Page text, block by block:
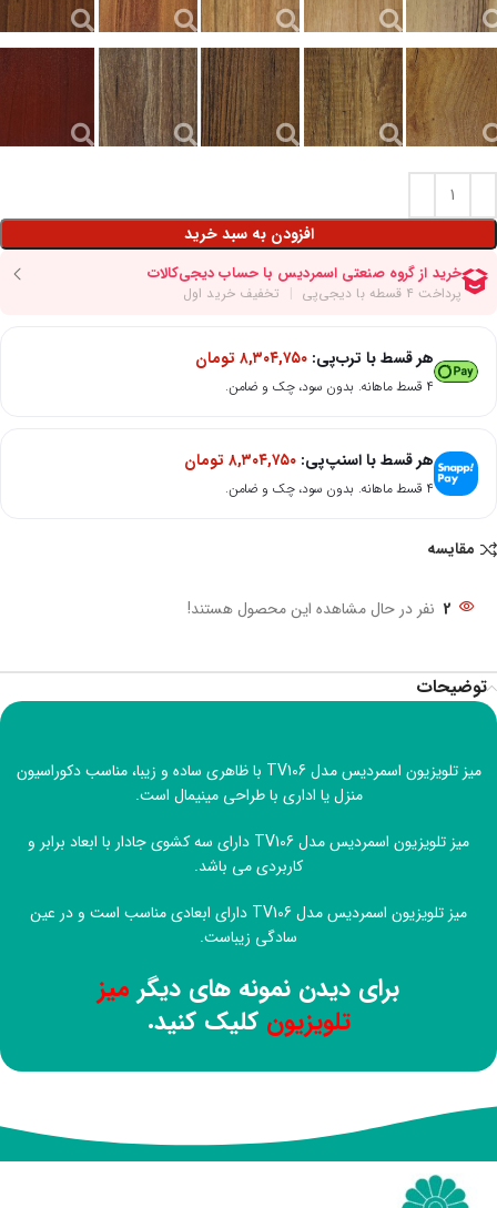
افزودن به سبد خرید
هر قسط با ترب‌پی: ۸,۳۰۴,۷۵۰ تومان
۴ قسط ماهانه. بدون سود، چک و ضامن.
هر قسط با اسنپ‌پی: ۸,۳۰۴,۷۵۰ تومان
۴ قسط ماهانه. بدون سود، چک و ضامن.
مقایسه
2 نفر در حال مشاهده این محصول هستند!
توضیحات
میز تلویزیون اسمردیس مدل TV106 با ظاهری ساده و زیبا، مناسب دکوراسیون
منزل یا اداری با طراحی مینیمال است.
میز تلویزیون اسمردیس مدل TV106 دارای سه کشوی جادار با ابعاد برابر و
کاربردی می باشد.
میز تلویزیون اسمردیس مدل TV106 دارای ابعادی مناسب است و در عین
سادگی زیباست.
برای دیدن نمونه های دیگر میز
تلویزیون کلیک کنید.